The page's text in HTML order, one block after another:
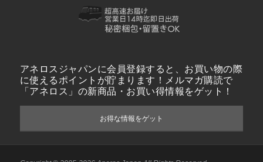
アネロスジャパンに会員登録すると、お買い物の際
に使えるポイントが貯まります！メルマガ購読で
「アネロス」の新商品・お買い得情報をゲット！
お得な情報をゲット